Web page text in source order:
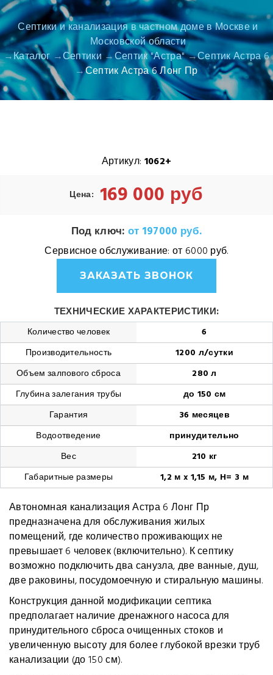
Септики и канализация в частном доме в Москве и
Московской области
Каталог
Септики Септик "Астра"
Септик Астра 6
Септик Астра 6 Лонг Пр
Артикул: 1062+
Цена: 169 000 руб
Под ключ: от 197000 руб.
Сервисное обслуживание: от 6000 руб.
ЗАКАЗАТЬ ЗВОНОК
ТЕХНИЧЕСКИЕ ХАРАКТЕРИСТИКИ:
Количество человек
6
Производительность
1200 л/сутки
Объем залпового сброса
280 л
Глубина залегания трубы
до 150 см
Гарантия
36 месяцев
Водоотведение
принудительно
Вес
210 кг
Габаритные размеры
1,2 м x 1,15 м, H= 3 м
Автономная канализация Астра 6 Лонг Пр
предназначена для обслуживания жилых
помещений, где количество проживающих не
превышает 6 человек (включительно). К септику
возможно подключить два санузла, две ванные, душ,
две раковины, посудомоечную и стиральную машины.
Конструкция данной модификации септика
предполагает наличие дренажного насоса для
принудительного сброса очищенных стоков и
увеличенную высоту для более глубокой врезки труб
канализации (до 150 см).